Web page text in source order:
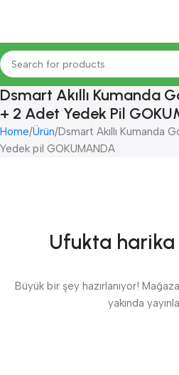
Dsmart Akıllı Kumanda
+ 2 Adet Yedek Pil
Home Ürün Dsmart Akıllı Kumanda
Yedek pil GOKUMANDA
Ufukta
Büyük bir şey hazırlanıyor!
yakında